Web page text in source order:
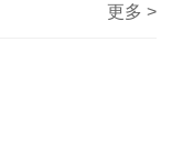
更多 >